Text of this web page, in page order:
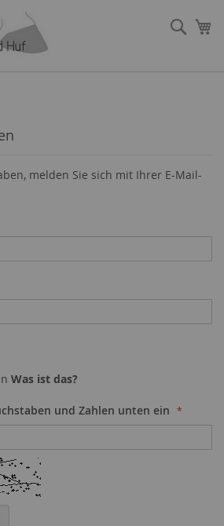
melden Sie sich mit Ihrer E-Mail-
Was ist das?
und Zahlen unten ein